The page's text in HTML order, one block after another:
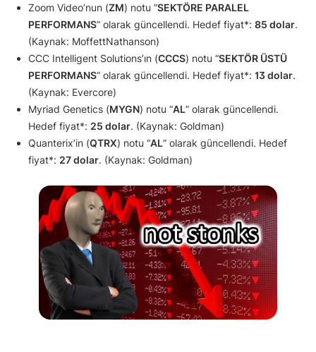
Zoom Video’nun (ZM) notu “SEKTÖRE PARALEL
PERFORMANS” olarak güncellendi. Hedef fiyat*: 85 dolar.
(Kaynak: MoffettNathanson)
CCC Intelligent Solutions’ın (CCCS) notu “SEKTÖR ÜSTÜ
PERFORMANS” olarak güncellendi. Hedef fiyat*: 13 dolar.
(Kaynak: Evercore)
Myriad Genetics (MYGN) notu “AL” olarak güncellendi.
Hedef fiyat*: 25 dolar. (Kaynak: Goldman)
Quanterix’in (QTRX) notu “AL” olarak güncellendi. Hedef
fiyat*: 27 dolar. (Kaynak: Goldman)